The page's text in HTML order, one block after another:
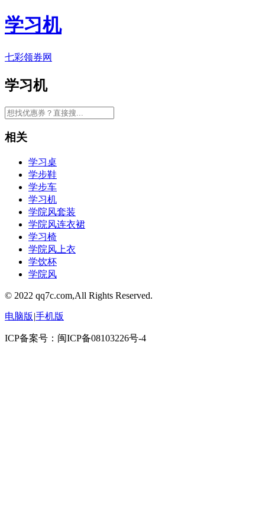
学习机
七彩领券网
学习机
相关
学习桌
学步鞋
学步车
学习机
学院风套装
学院风连衣裙
学习椅
学院风上衣
学饮杯
学院风
© 2022 qq7c.com,All Rights Reserved.
电脑版 |手机版
ICP备案号：闽ICP备08103226号-4